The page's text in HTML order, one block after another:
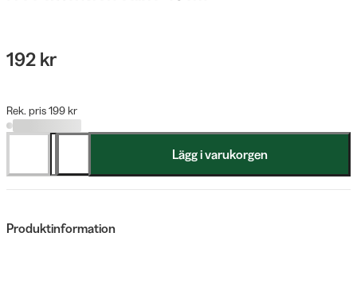
192 kr
Rek. pris 199 kr
Lägg i varukorgen
Produktinformation